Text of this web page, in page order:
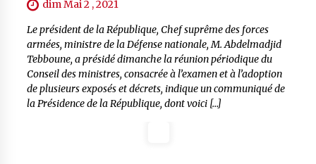
dim Mai 2 , 2021
Le président de la République, Chef suprême des forces
armées, ministre de la Défense nationale, M. Abdelmadjid
Tebboune, a présidé dimanche la réunion périodique du
Conseil des ministres, consacrée à l’examen et à l’adoption
de plusieurs exposés et décrets, indique un communiqué de
la Présidence de la République, dont voici […]